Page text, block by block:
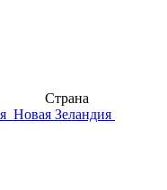
Страна
Новая Зеландия